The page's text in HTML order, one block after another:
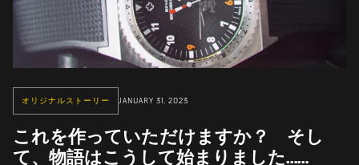
オリジナルストーリー JANUARY 31, 2023
これを作っていただけますか？ そし
て、物語はこうして始まりました……